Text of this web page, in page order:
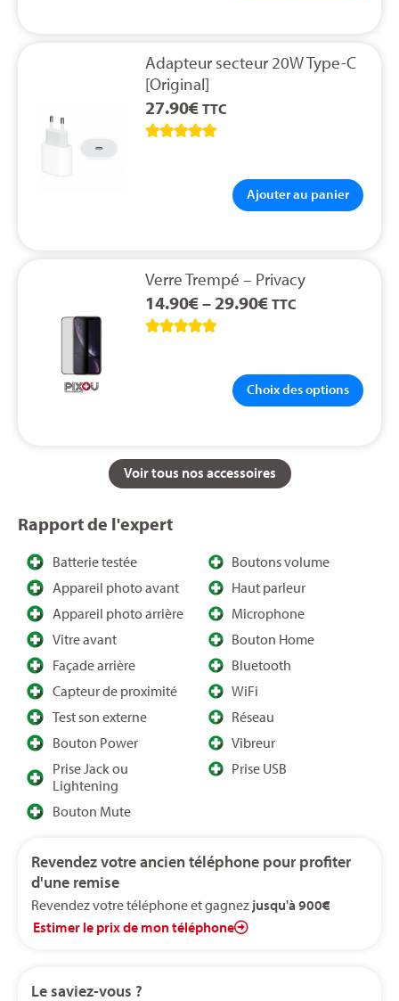
Adapteur secteur 20W Type-C
[Original]
27.90€ TTC

Ajouter au panier
Verre Trempé – Privacy
14.90€– 29.90€ TTC

Choix des options
Voir tous nos accessoires
Rapport de l'expert
Batterie testée
Appareil photo avant
Appareil photo arrière
Vitre avant ​
Façade arrière
Capteur de proximité
Test son externe
Bouton Power
Prise Jack ou
Lightening
Bouton Mute
Boutons volume
Haut parleur
Microphone
Bouton Home
Bluetooth
WiFi
Réseau
Vibreur
Prise USB
Revendez votre ancien téléphone pour profiter
d'une remise
Revendez votre téléphone et gagnez jusqu'à 900€
Estimer le prix de mon téléphone
Le saviez-vous ?